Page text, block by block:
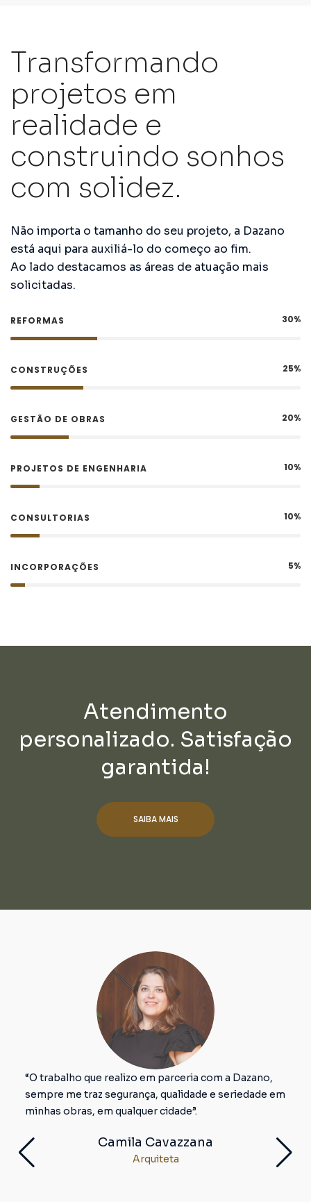
Transformando
projetos em
realidade e
construindo sonhos
com solidez.
Não importa o tamanho do seu projeto, a Dazano
está aqui para auxiliá-lo do começo ao fim.
Ao lado destacamos as áreas de atuação mais
solicitadas.
REFORMAS 30%
CONSTRUÇÕES 25%
GESTÃO DE OBRAS 20%
PROJETOS DE ENGENHARIA 10%
CONSULTORIAS 10%
INCORPORAÇÕES 5%
Atendimento
personalizado. Satisfação
garantida!
SAIBA MAIS
“O trabalho que realizo em parceria com a Dazano,
sempre me traz segurança, qualidade e seriedade em
minhas obras, em qualquer cidade”.
Camila Cavazzana
Arquiteta